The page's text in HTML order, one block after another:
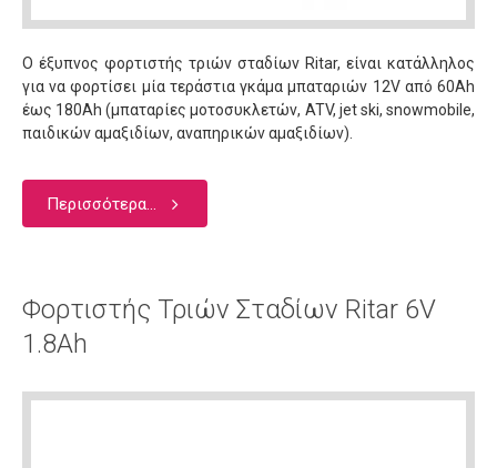
Ο έξυπνος φορτιστής τριών σταδίων Ritar, είναι κατάλληλος
για να φορτίσει μία τεράστια γκάμα μπαταριών 12V από 60Αh
έως 180Αh (μπαταρίες μοτοσυκλετών, ATV, jet ski, snowmobile,
παιδικών αμαξιδίων, αναπηρικών αμαξιδίων).
Περισσότερα...
Φορτιστής Τριών Σταδίων Ritar 6V
1.8Ah